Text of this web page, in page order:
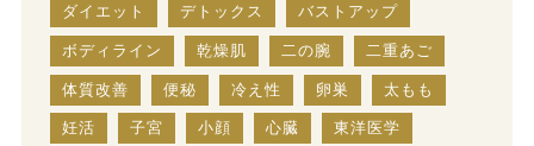
ダイエット デトックス バストアップ
ボディライン 乾燥肌 二の腕 二重あご
体質改善 便秘 冷え性 卵巣 太もも
妊活 子宮 小顔 心臓 東洋医学